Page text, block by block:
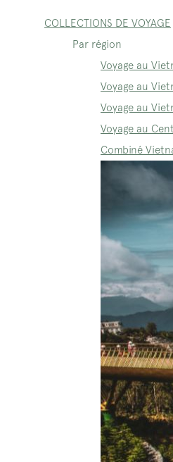
COLLECTIONS DE VOYAGE
Par région
Voyage au
Voyage au
Voyage au
Voyage au
Combiné